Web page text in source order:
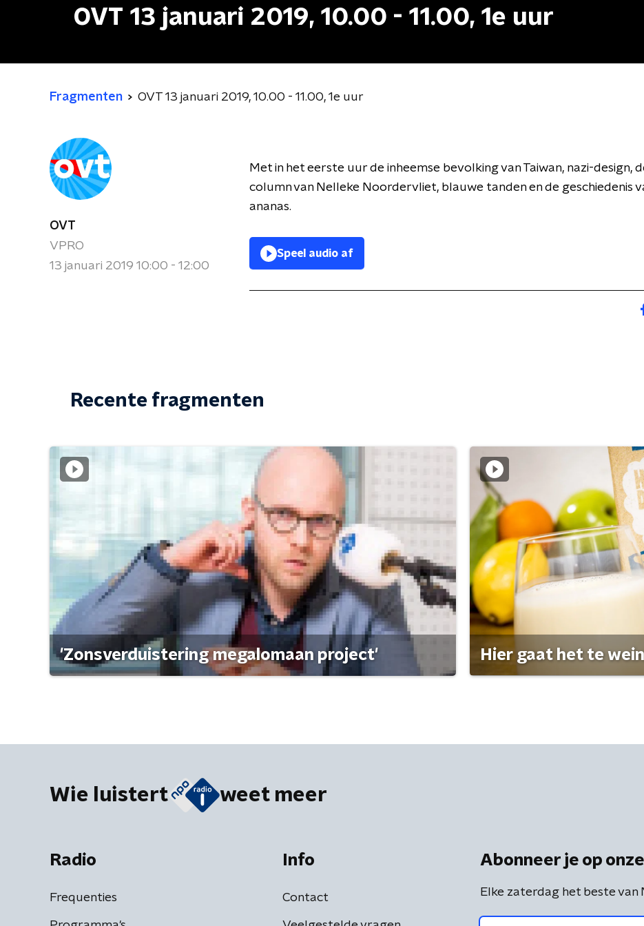
OVT 13 januari 2019, 10.00 - 11.00, 1e uur
Fragmenten OVT 13 januari 2019, 10.00 - 11.00, 1e uur
OVT
VPRO
13 januari 2019 10:00 - 12:00
Met in het eerste uur de inheemse bevolking van Taiwan, nazi-design,
column van Nelleke Noordervliet, blauwe tanden en de geschiedenis
ananas.
Speel audio af
Recente fragmenten
'Zonsverduistering megalomaan project' Hier gaat het te
Wie luistert weet meer
Radio
Frequenties
Info
Contact
Abonneer je op
Elke zaterdag het beste van